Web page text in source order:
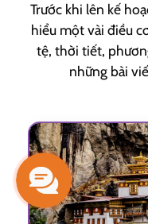
Trước khi lên kế
hiểu một vài điều
tệ, thời tiết,
những bài